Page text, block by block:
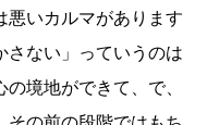
悪いカルマがあります
さない」っていうのは
境地ができて、で、